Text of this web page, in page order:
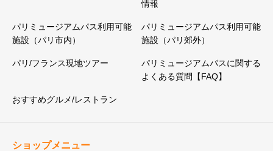
情報
パリミュージアムパス利用可能
施設（パリ市内）
パリミュージアムパス利用可能
施設（パリ郊外）
パリ/フランス現地ツアー
パリミュージアムパスに関する
よくある質問【FAQ】
おすすめグルメ/レストラン
ショップメニュー